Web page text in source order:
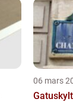
06 mars